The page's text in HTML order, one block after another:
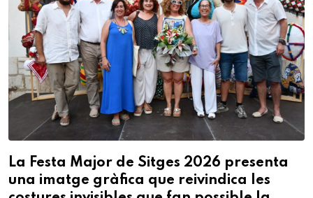
La Festa Major de Sitges 2026 presenta
una imatge gràfica que reivindica les